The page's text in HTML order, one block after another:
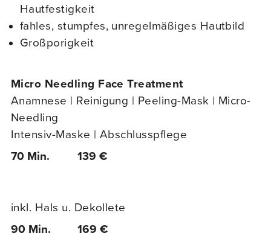
Hautfestigkeit
fahles, stumpfes, unregelmäßiges Hautbild
Großporigkeit
Micro Needling Face Treatment
Anamnese | Reinigung | Peeling-Mask | Micro-
Needling
Intensiv-Maske | Abschlusspflege
70 Min.
139 €
inkl. Hals u. Dekollete
90 Min.
169 €